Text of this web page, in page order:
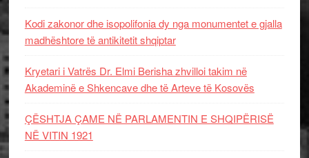
Kodi zakonor dhe isopolifonia dy nga monumentet e gjalla
madhështore të antikitetit shqiptar
Kryetari i Vatrës Dr. Elmi Berisha zhvilloi takim në
Akademinë e Shkencave dhe të Arteve të Kosovës
ÇËSHTJA ÇAME NË PARLAMENTIN E SHQIPËRISË
NË VITIN 1921